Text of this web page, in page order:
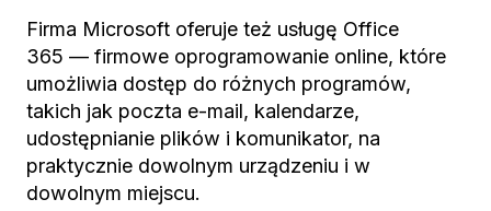
Firma Microsoft oferuje też usługę Office
365 — firmowe oprogramowanie online, które
umożliwia dostęp do różnych programów,
takich jak poczta e-mail, kalendarze,
udostępnianie plików i komunikator, na
praktycznie dowolnym urządzeniu i w
dowolnym miejscu.